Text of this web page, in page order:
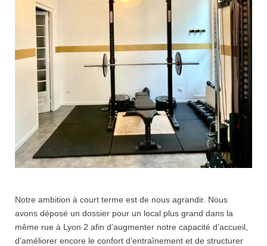
Notre ambition à court terme est de nous agrandir. Nous
avons déposé un dossier pour un local plus grand dans la
même rue à Lyon 2 afin d’augmenter notre capacité d’accueil,
d’améliorer encore le confort d’entraînement et de structurer